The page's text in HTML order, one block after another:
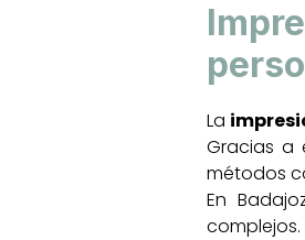
La
Gracias a
métodos
En
complejos.